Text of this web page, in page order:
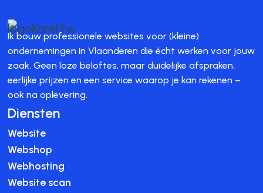
Ik bouw professionele websites voor (kleine)
ondernemingen in Vlaanderen die écht werken voor jouw
zaak. Geen loze beloftes, maar duidelijke afspraken,
eerlijke prijzen en een service waarop je kan rekenen –
ook na oplevering.
Diensten
Website
Webshop
Webhosting
Website scan